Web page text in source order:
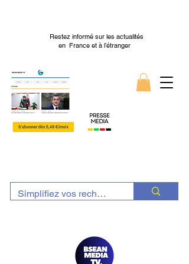
Restez informé sur les actualités
en France et à l’étranger